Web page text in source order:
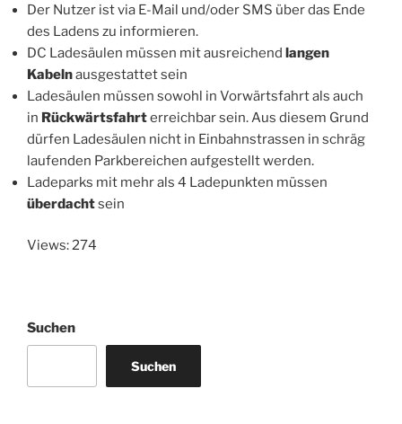
Der Nutzer ist via E-Mail und/oder SMS über das Ende
des Ladens zu informieren.
DC Ladesäulen müssen mit ausreichend langen
Kabelnausgestattet sein
Ladesäulen müssen sowohl in Vorwärtsfahrt als auch
in Rückwärtsfahrterreichbar sein. Aus diesem Grund
dürfen Ladesäulen nicht in Einbahnstrassen in schräg
laufenden Parkbereichen aufgestellt werden.
Ladeparks mit mehr als 4 Ladepunkten müssen
überdachtsein
Views: 274
Suchen
Suchen